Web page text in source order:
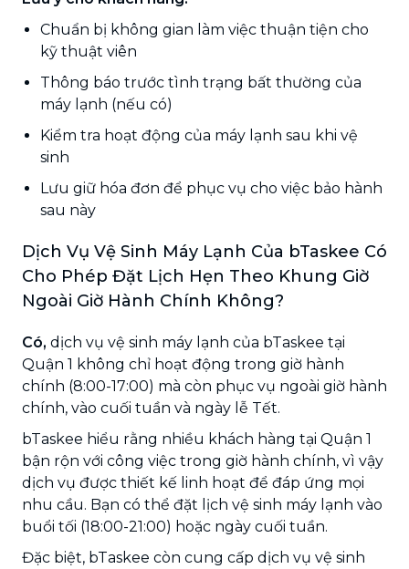
Chuẩn bị không gian làm việc thuận tiện cho
kỹ thuật viên
Thông báo trước tình trạng bất thường của
máy lạnh (nếu có)
Kiểm tra hoạt động của máy lạnh sau khi vệ
sinh
Lưu giữ hóa đơn để phục vụ cho việc bảo hành
sau này
Dịch Vụ Vệ Sinh Máy Lạnh Của bTaskee Có
Cho Phép Đặt Lịch Hẹn Theo Khung Giờ
Ngoài Giờ Hành Chính Không?
Có, dịch vụ vệ sinh máy lạnh của bTaskee tại
Quận 1 không chỉ hoạt động trong giờ hành
chính (8:00-17:00) mà còn phục vụ ngoài giờ hành
chính, vào cuối tuần và ngày lễ Tết.
bTaskee hiểu rằng nhiều khách hàng tại Quận 1
bận rộn với công việc trong giờ hành chính, vì vậy
dịch vụ được thiết kế linh hoạt để đáp ứng mọi
nhu cầu. Bạn có thể đặt lịch vệ sinh máy lạnh vào
buổi tối (18:00-21:00) hoặc ngày cuối tuần.
Đặc biệt, bTaskee còn cung cấp dịch vụ vệ sinh